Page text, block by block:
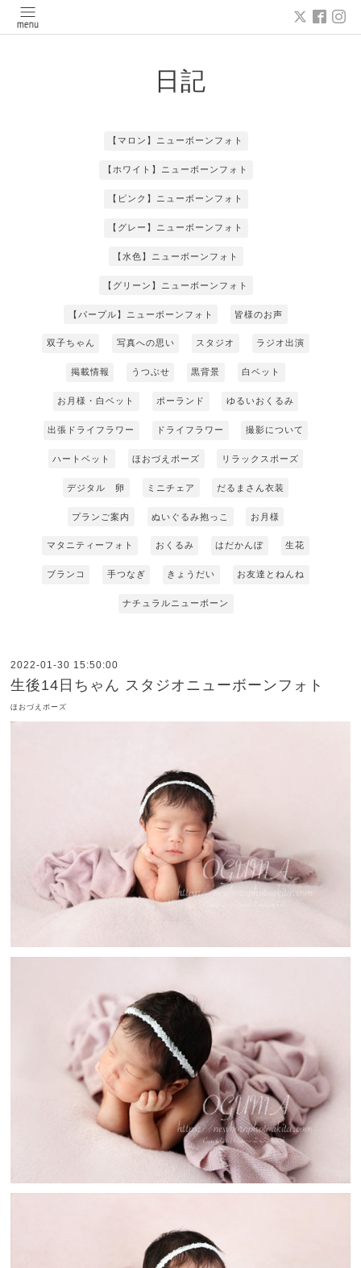
日記
【マロン】ニューボーンフォト
【ホワイト】ニューボーンフォト
【ピンク】ニューボーンフォト
【グレー】ニューボーンフォト
【水色】ニューボーンフォト
【グリーン】ニューボーンフォト
【パープル】ニューボーンフォト 皆様のお声
双子ちゃん 写真への思い スタジオ ラジオ出演
掲載情報 うつぶせ 黒背景 白ベット
お月様・白ベット ポーランド ゆるいおくるみ
出張ドライフラワー ドライフラワー 撮影について
ハートベット ほおづえポーズ リラックスポーズ
デジタル 卵 ミニチェア だるまさん衣装
プランご案内 ぬいぐるみ抱っこ お月様
マタニティーフォト おくるみ はだかんぼ 生花
ブランコ 手つなぎ きょうだい お友達とねんね
ナチュラルニューボーン
2022-01-30 15:50:00
生後14日ちゃん スタジオニューボーンフォト
ほおづえポーズ